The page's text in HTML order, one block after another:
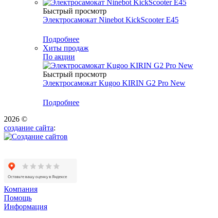
Быстрый просмотр
Электросамокат Ninebot KickScooter E45
Подробнее
Хиты продаж
По акции
Быстрый просмотр
Электросамокат Kugoo KIRIN G2 Pro New
Подробнее
2026 ©
создание сайта:
Компания
Помощь
Информация